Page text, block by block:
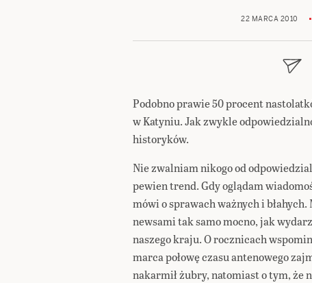
22 MARCA 2010
Podobno prawie 50 procent
w Katyniu. Jak zwykle
historyków.
Nie zwalniam nikogo od
pewien trend. Gdy oglądam
mówi o sprawach ważnych i
newsami tak samo mocno, jak
naszego kraju. O rocznicach
marca połowę czasu antenowego
nakarmił żubry, natomiast o tym, że